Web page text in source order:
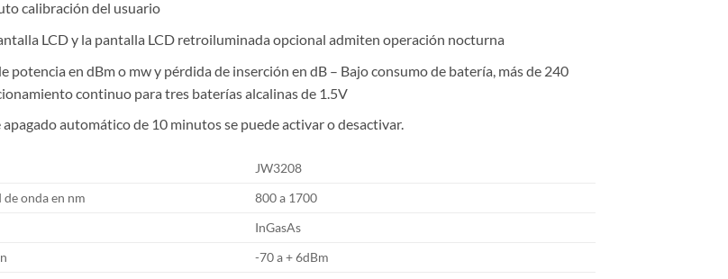
calibración del usuario
LCD y la pantalla LCD retroiluminada opcional admiten operación nocturna
potencia en dBm o mw y pérdida de inserción en dB – Bajo consumo de batería, más de 240
continuo para tres baterías alcalinas de 1.5V
apagado automático de 10 minutos se puede activar o desactivar.
JW3208
onda en nm
800 a 1700
InGasAs
-70 a + 6dBm